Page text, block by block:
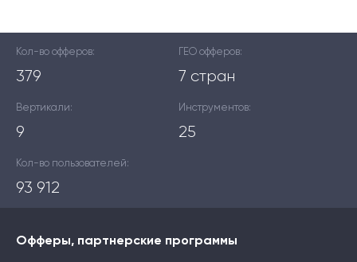
Кол-во офферов:
379
ГЕО офферов:
7 стран
Вертикали:
9
Инструментов:
25
Кол-во пользователей:
93 912
Офферы, партнерские программы